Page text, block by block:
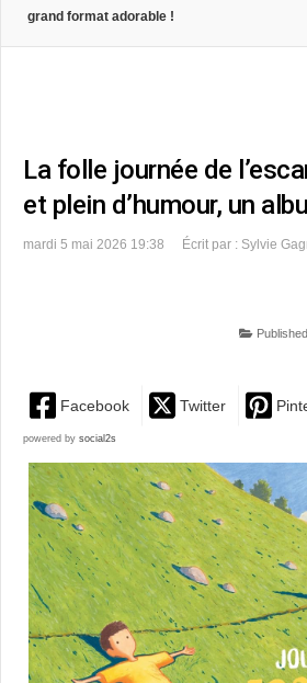
grand format adorable !
La folle journée de
et plein d’humour, un
mardi 5 mai 2026 19:38 Écrit par : Sylvie
Facebook Twitter
powered by social2s